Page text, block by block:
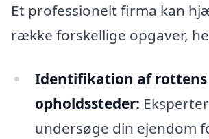
Et professionelt firma kan
række forskellige opgaver,
Identifikation af rottens
opholdssteder:
undersøge din ejendom